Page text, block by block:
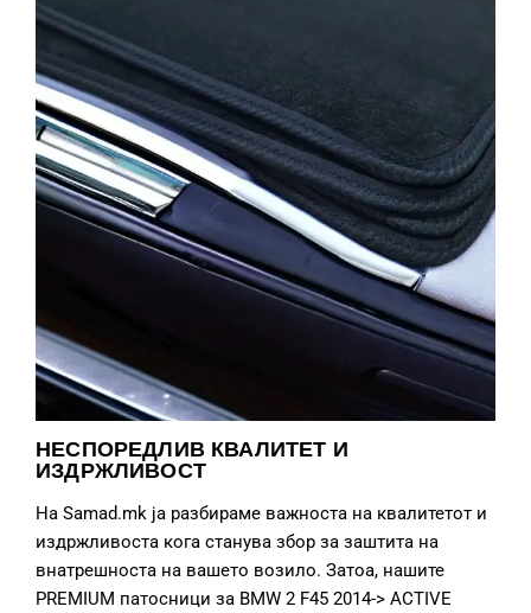
НЕСПОРЕДЛИВ КВАЛИТЕТ И
ИЗДРЖЛИВОСТ
На Samad.mk ја разбираме важноста на квалитетот и
издржливоста кога станува збор за заштита на
внатрешноста на вашето возило. Затоа, нашите
PREMIUM патосници за BMW 2 F45 2014-> ACTIVE